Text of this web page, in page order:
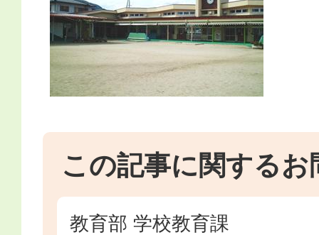
この記事に関するお
教育部 学校教育課